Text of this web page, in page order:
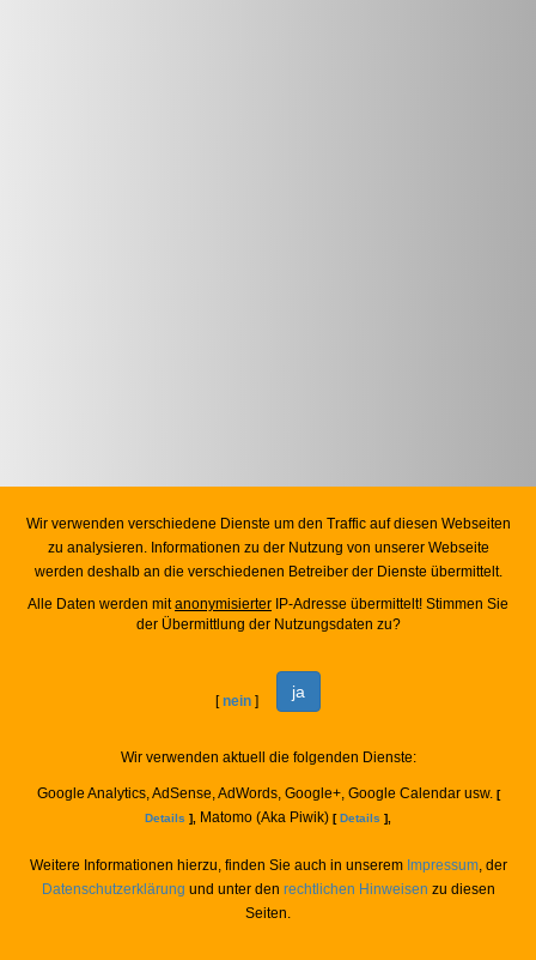
Wir verwenden verschiedene Dienste um den Traffic auf diesen Webseiten
zu analysieren. Informationen zu der Nutzung von unserer Webseite
werden deshalb an die verschiedenen Betreiber der Dienste übermittelt.
Alle Daten werden mitanonymisierter IP-Adresse übermittelt! Stimmen Sie
der Übermittlung der Nutzungsdaten zu?
[nein ] ja
Wir verwenden aktuell die folgenden Dienste:
Google Analytics, AdSense, AdWords, Google+, Google Calendar usw. [
Details ], Matomo (Aka Piwik) [Details ],
Weitere Informationen hierzu, finden Sie auch in unserem Impressum, der
Datenschutzerklärung und unter den rechtlichen Hinweisen zu diesen
Seiten.